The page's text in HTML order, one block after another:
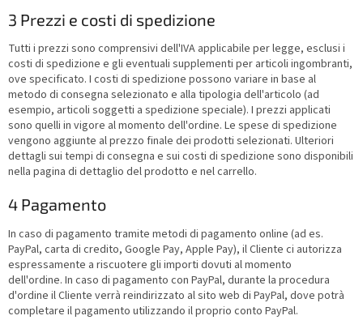
3 Prezzi e costi di spedizione
Tutti i prezzi sono comprensivi dell'IVA applicabile per legge, esclusi i
costi di spedizione e gli eventuali supplementi per articoli ingombranti,
ove specificato. I costi di spedizione possono variare in base al
metodo di consegna selezionato e alla tipologia dell'articolo (ad
esempio, articoli soggetti a spedizione speciale). I prezzi applicati
sono quelli in vigore al momento dell'ordine. Le spese di spedizione
vengono aggiunte al prezzo finale dei prodotti selezionati. Ulteriori
dettagli sui tempi di consegna e sui costi di spedizione sono disponibili
nella pagina di dettaglio del prodotto e nel carrello.
4 Pagamento
In caso di pagamento tramite metodi di pagamento online (ad es.
PayPal, carta di credito, Google Pay, Apple Pay), il Cliente ci autorizza
espressamente a riscuotere gli importi dovuti al momento
dell'ordine. In caso di pagamento con PayPal, durante la procedura
d'ordine il Cliente verrà reindirizzato al sito web di PayPal, dove potrà
completare il pagamento utilizzando il proprio conto PayPal.